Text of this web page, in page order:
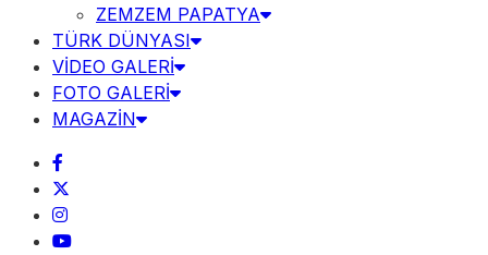
ZEMZEM PAPATYA
TÜRK DÜNYASI
VİDEO GALERİ
FOTO GALERİ
MAGAZİN